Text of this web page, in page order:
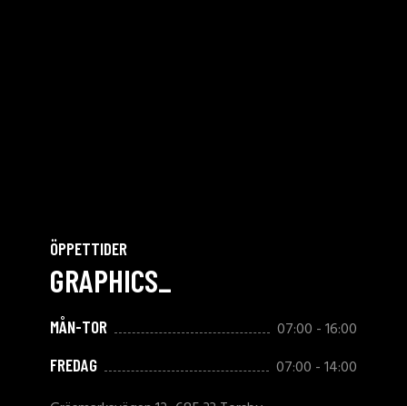
ÖPPETTIDER
GRAPHICS_
MÅN-TOR 07:00 - 16:00
FREDAG
07:00 - 14:00